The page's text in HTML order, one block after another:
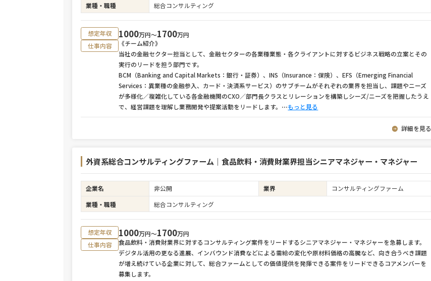
業種・職種
総合コンサルティング
想定年収 1000万円〜1700万円
仕事内容
《チーム紹介》
当社の金融セクター担当として、金融セクターの各業種業態・各クライアントに対するビジネス戦略の立案とその
実行のリードを担う部門です。
BCM（Banking and Capital Markets：銀行・証券）、INS（Insurance：保険）、EFS（Emerging Financial
Services：異業種の金融参入、カード・決済系サービス）のサブチームがそれぞれの業界を担当し、課題やニーズ
が多様化／複雑化している各金融機関のCXO／部門長クラスとリレーションを構築しシーズ/ニーズを把握したうえ
で、経営課題を理解し業務開発や提案活動をリードします。 ⋯もっと見る
詳細を見る
外資系総合コンサルティングファーム｜食品飲料・消費財業界担当シニアマネジャー・マネジャー
企業名 非公開 業界
コンサルティングファーム
業種・職種
総合コンサルティング
想定年収 1000万円〜1700万円
仕事内容
食品飲料・消費財業界に対するコンサルティング案件をリードするシニアマネジャー・マネジャーを急募します。
デジタル活用の更なる進展、インバウンド消費などによる需給の変化や原材料価格の高騰など、向き合うべき課題
が増え続けている企業に対して、総合ファームとしての価値提供を発揮できる案件をリードできるコアメンバーを
募集します。